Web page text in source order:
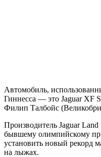
Автомобиль,
Гиннесса — это Jaguar XF
Филип Талбойс
Производитель Jaguar
бывшему олимпийскому
установить новый рекорд
на лыжах.